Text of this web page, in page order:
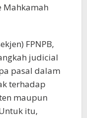
Mahkamah
FPNPB,
judicial
pasal dalam
terhadap
maupun
itu,